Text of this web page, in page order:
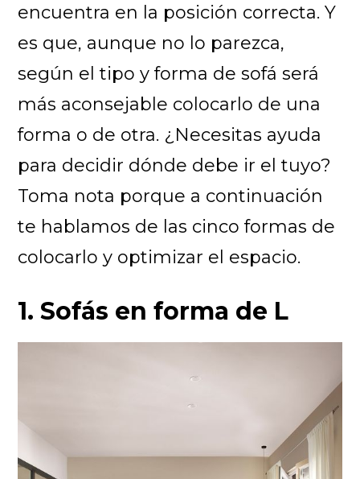
encuentra en la posición correcta. Y
es que, aunque no lo parezca,
según el tipo y forma de sofá será
más aconsejable colocarlo de una
forma o de otra. ¿Necesitas ayuda
para decidir dónde debe ir el tuyo?
Toma nota porque a continuación
te hablamos de las cinco formas de
colocarlo y optimizar el espacio.
1. Sofás en forma de L